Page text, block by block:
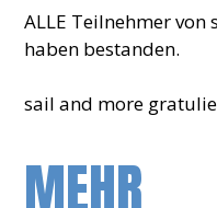
ALLE Teilnehmer
haben bestanden.
sail and more
MEHR